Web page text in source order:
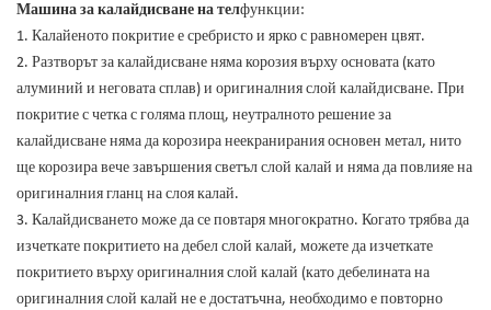
Машина за калайдисване на телфункции:
1. Калайеното покритие е сребристо и ярко с равномерен цвят.
2. Разтворът за калайдисване няма корозия върху основата (като
алуминий и неговата сплав) и оригиналния слой калайдисване. При
покритие с четка с голяма площ, неутралното решение за
калайдисване няма да корозира неекранирания основен метал, нито
ще корозира вече завършения светъл слой калай и няма да повлияе на
оригиналния гланц на слоя калай.
3. Калайдисването може да се повтаря многократно. Когато трябва да
изчеткате покритието на дебел слой калай, можете да изчеткате
покритието върху оригиналния слой калай (като дебелината на
оригиналния слой калай не е достатъчна, необходимо е повторно